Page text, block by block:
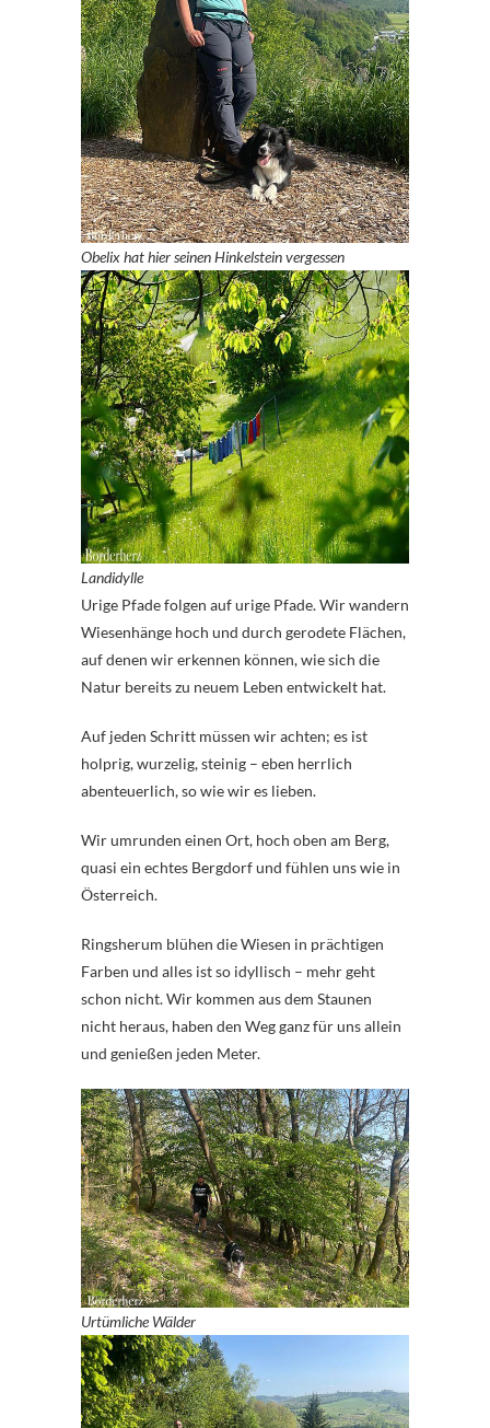
Obelix hat hier seinen Hinkelstein vergessen
Landidylle
Urige Pfade folgen auf urige Pfade. Wir wandern
Wiesenhänge hoch und durch gerodete Flächen,
auf denen wir erkennen können, wie sich die
Natur bereits zu neuem Leben entwickelt hat.
Auf jeden Schritt müssen wir achten; es ist
holprig, wurzelig, steinig – eben herrlich
abenteuerlich, so wie wir es lieben.
Wir umrunden einen Ort, hoch oben am Berg,
quasi ein echtes Bergdorf und fühlen uns wie in
Österreich.
Ringsherum blühen die Wiesen in prächtigen
Farben und alles ist so idyllisch – mehr geht
schon nicht. Wir kommen aus dem Staunen
nicht heraus, haben den Weg ganz für uns allein
und genießen jeden Meter.
Urtümliche Wälder